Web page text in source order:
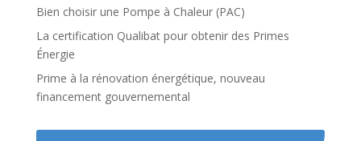
Bien choisir une Pompe à Chaleur (PAC)
La certification Qualibat pour obtenir des Primes
Énergie
Prime à la rénovation énergétique, nouveau
financement gouvernemental